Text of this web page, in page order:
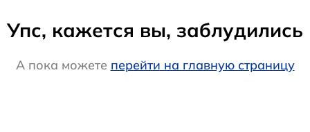
Упс, кажется вы, заблудились
А пока можете перейти на главную страницу